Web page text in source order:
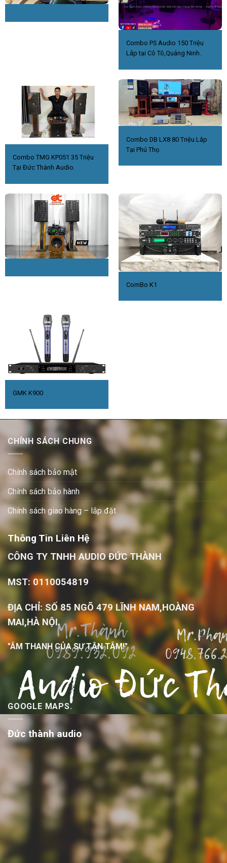
Combo PS Audio 150 Triệu
Lắp tại Cô Tô,Quảng Ninh.
Combo TMG KP051 35 Triệu
Tại Đức Thành Audio.
Combo DB LX8 80 Triệu.Lắp
Tại Phú Thọ.
ComBo K1
GMK K900
CHÍNH SÁCH CHUNG
Chính sách bảo mật
Chính sách bảo hành
Chính sách giao hàng – lắp đặt
Thông Tin Liên Hệ
CÔNG TY TNHH AUDIO ĐỨC THÀNH
MST: 0110054819
ĐỊA CHỈ: SỐ 85 NGÕ 479 LĨNH NAM,HOÀNG
MAI,HÀ NỘI.
"ÂM THANH CỦA SỰ TẬN TÂM!"
GOOGLE MAPS.
Đức thành audio